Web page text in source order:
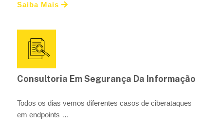
Saiba Mais
Consultoria Em Segurança Da Informação
Todos os dias vemos diferentes casos de ciberataques
em endpoints …